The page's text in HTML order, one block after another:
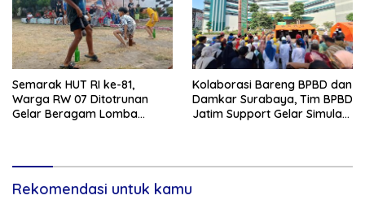
Semarak HUT RI ke-81,
Warga RW 07 Ditotrunan
Gelar Beragam Lomba
Kolaborasi Bareng BPBD dan
Damkar Surabaya, Tim BPBD
Jatim Support Gelar Simulasi
Rekomendasi untuk kamu